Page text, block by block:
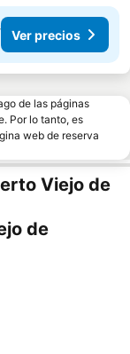
Ver precios
de las páginas
Por lo tanto, es
web de reserva
Viejo de
de